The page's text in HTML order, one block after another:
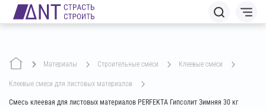
Материалы строительные смеси клеевые смеси
клеевые смеси для листовых материалов
Смесь клеевая для листовых материалов PERFEKTA Гипсолит Зимняя 30 кг